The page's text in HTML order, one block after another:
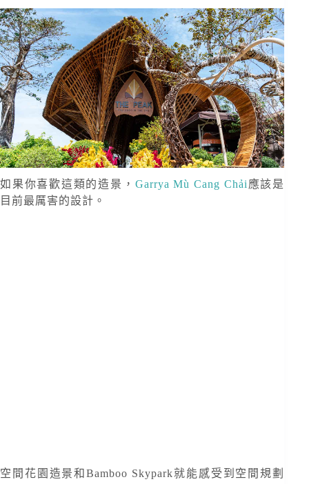
如果你喜歡這類的造景， Garrya Mù Cang Chải 應該是
目前最厲害的設計。
空間花園造景和Bamboo Skypark就能感受到空間規劃